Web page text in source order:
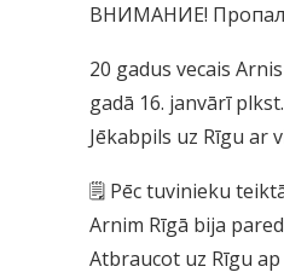
ВНИМАНИЕ! Пропал
20 gadus vecais
gadā 16. janvārī
Jēkabpils uz Rīgu ar
🗒 Pēc tuvinieku
Arnim Rīgā bija
Atbraucot uz Rīgu